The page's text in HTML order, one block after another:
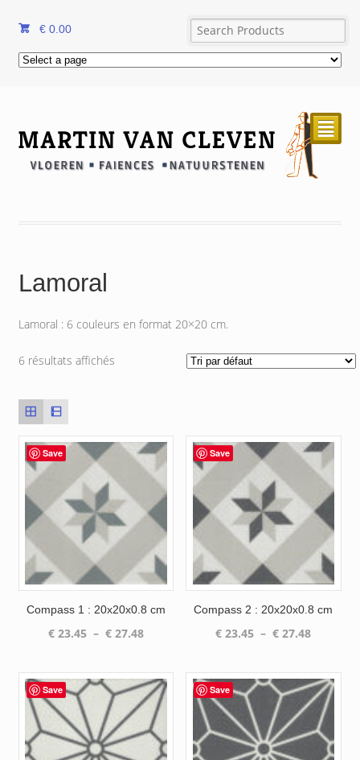
€ 0.00
²
Lamoral
Lamoral : 6 couleurs en format 20×20 cm.
6 résultats affichés
Save
Compass 1 : 20x20x0.8 cm
€23.45 – €27.48Plage
€ 23.45
à
€ 27.48
Save
Compass 2 : 20x20x0.8 cm
€ 23.45 – € 27.48Plage
€ 23.45
à
€ 27.48
Save Save